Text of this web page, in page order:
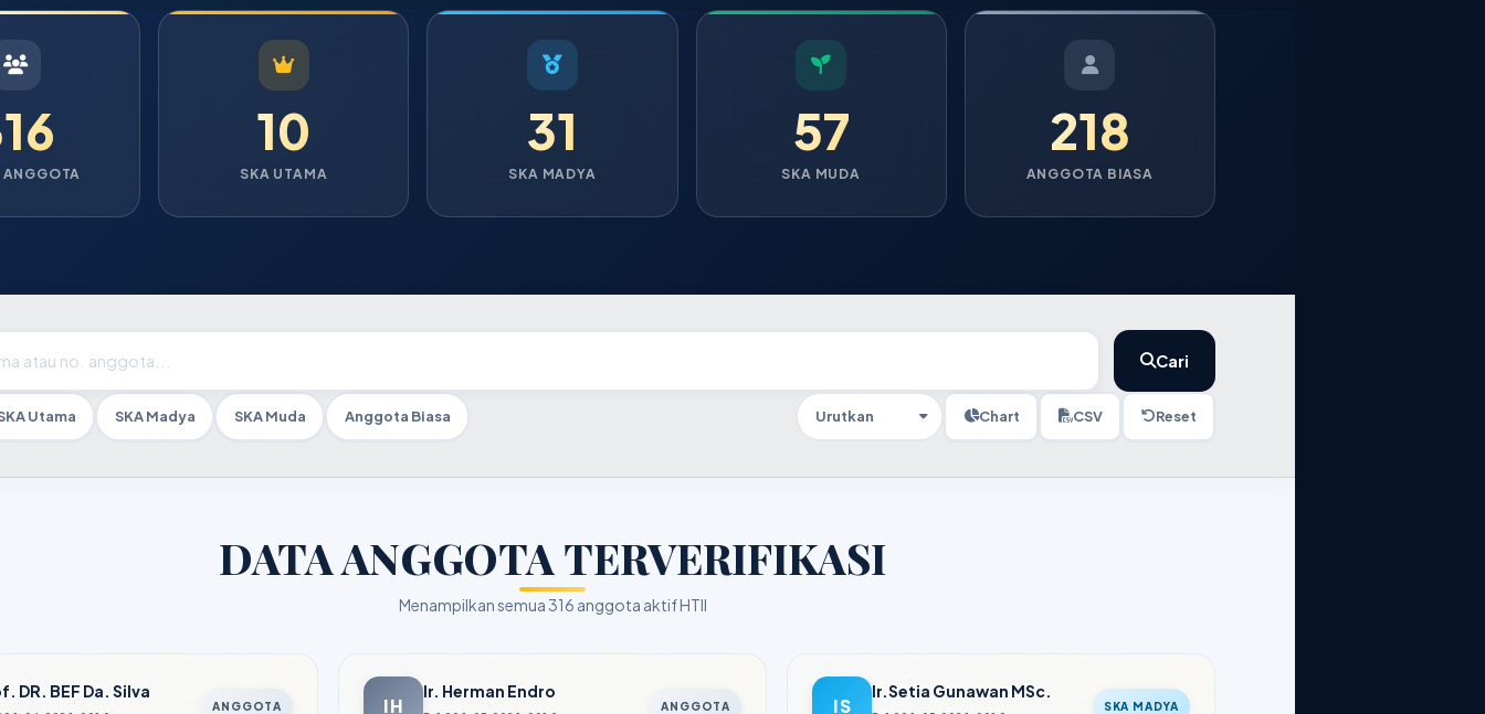
10
SKA UTAMA
31
SKA MADYA
57
SKA MUDA
218
ANGGOTA BIASA
Cari
Utama SKA Madya SKA Muda Anggota Biasa Chart CSV Reset
DATA ANGGOTA TERVERIFIKASI
Menampilkan semua 316 anggota aktif HTII
DR. BEF Da. Silva
ANGGOTA IH
Ir. Herman Endro
ANGGOTA IS
Ir.Setia Gunawan MSc.
SKA MADYA